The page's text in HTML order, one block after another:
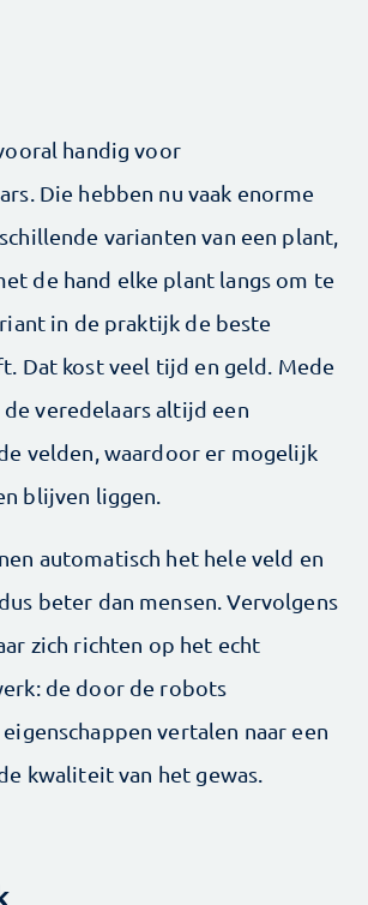
handig voor
Die hebben nu vaak enorme
varianten van een plant,
de hand elke plant langs om te
in de praktijk de beste
Dat kost veel tijd en geld. Mede
veredelaars altijd een
velden, waardoor er mogelijk
blijven liggen.
automatisch het hele veld en
beter dan mensen. Vervolgens
zich richten op het echt
de door de robots
vertalen naar een
kwaliteit van het gewas.